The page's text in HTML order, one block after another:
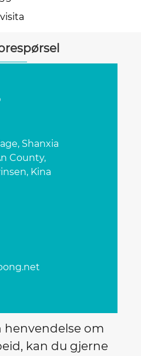
Shanxia
County,
Kina
henvendelse om
kan du gjerne